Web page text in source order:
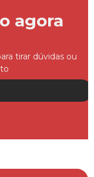
agora
tirar dúvidas ou